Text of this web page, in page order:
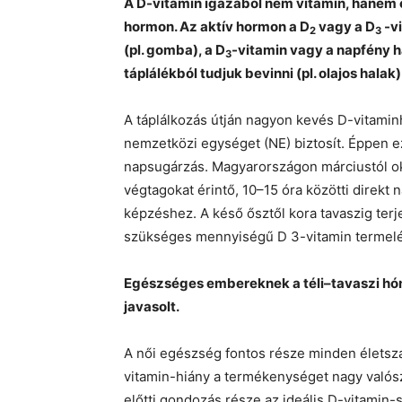
hormon. Az aktív hormon a D2 vagy a D3 -
(pl. gomba), a D3-vitamin vagy a napfény
táplálékból tudjuk bevinni (pl. olajos
A táplálkozás útján nagyon kevés D-
nemzetközi egységet (NE) biztosít. Éppen
napsugárzás. Magyarországon márciustól
végtagokat érintő, 10–15 óra közötti direkt
képzéshez. A késő ősztől kora tavaszig
szükséges mennyiségű D 3-vitamin
Egészséges embereknek a téli–tavaszi
javasolt.
A női egészség fontos része minden
vitamin-hiány a termékenységet nagy